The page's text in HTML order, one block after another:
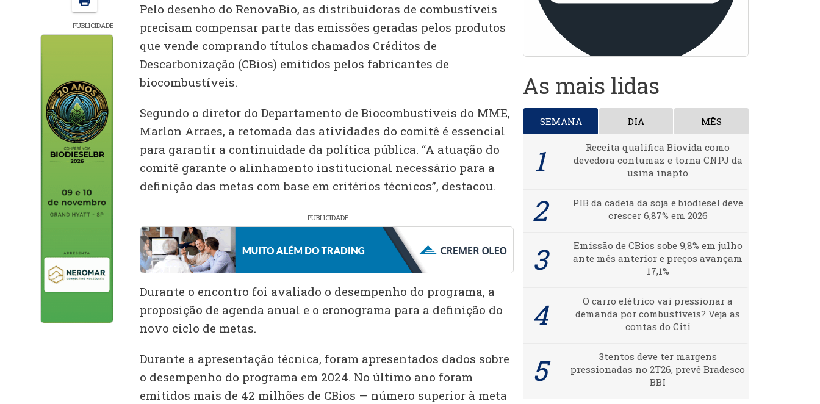
PUBLICIDADE
Pelo desenho do RenovaBio, as distribuidoras de combustíveis
precisam compensar parte das emissões geradas pelos produtos
que vende comprando títulos chamados Créditos de
Descarbonização (CBios) emitidos pelos fabricantes de
biocombustíveis.
Segundo o diretor do Departamento de Biocombustíveis do MME,
Marlon Arraes, a retomada das atividades do comitê é essencial
para garantir a continuidade da política pública. “A atuação do
comitê garante o alinhamento institucional necessário para a
definição das metas com base em critérios técnicos”, destacou.
PUBLICIDADE
Durante o encontro foi avaliado o desempenho do programa, a
proposição de agenda anual e o cronograma para a definição do
novo ciclo de metas.
Durante a apresentação técnica, foram apresentados dados sobre
o desempenho do programa em 2024. No último ano foram
emitidos mais de 42 milhões de CBios — número superior à meta
As mais lidas
SEMANA DIA MÊS
Receita qualifica Biovida como
devedora contumaz e torna CNPJ da
usina inapto
PIB da cadeia da soja e biodiesel deve
crescer 6,87% em 2026
Emissão de CBios sobe 9,8% em julho
ante mês anterior e preços avançam
17,1%
O carro elétrico vai pressionar a
demanda por combustíveis? Veja as
contas do Citi
3tentos deve ter margens
pressionadas no 2T26, prevê Bradesco
BBI